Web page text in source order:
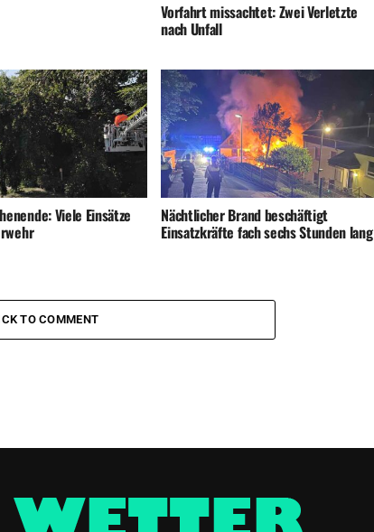
Vorfahrt missachtet: Zwei Verletzte
nach Unfall
Viele Einsätze Nächtlicher Brand beschäftigt
Einsatzkräfte fach sechs Stunden lang
TO COMMENT